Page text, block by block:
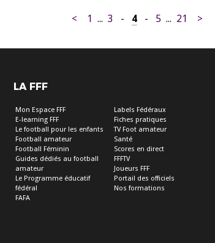
< 1 ... 3 - 4 - 5 ... 21 >
LA FFF
Mon Espace FFF
E-learning FFF
Le football pour les enfants
Football amateur
Football Féminin
Guides dédiés au football
amateur
Le Programme éducatif
fédéral
FAFA
Labels Fédéraux
Fiches pratiques
TV Foot amateur
Santé
Scores en direct
FFFTV
Joueurs FFF
Portail des officiels
Nos formations